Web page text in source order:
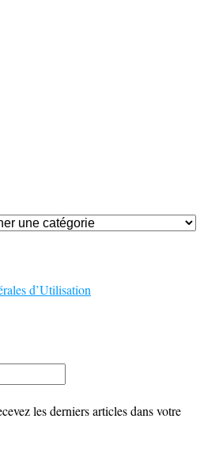
d’Utilisation
les derniers articles dans votre